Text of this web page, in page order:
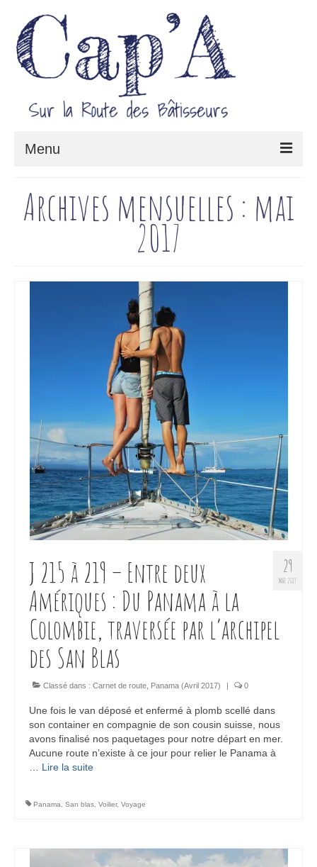
Menu
Architecture & Savoir-faire
Archives mensuelles : mai
2017
29
MAI 2017
J 215 à 219 – Entre deux
Amériques : Du Panama à la
Colombie, traversée par l’archipel
des San Blas
Classé dans : Carnet de route Panama (Avril 2017) | 0
Une fois le van déposé et enfermé à plomb scellé dans
son container en compagnie de son cousin suisse, nous
avons finalisé nos paquetages pour notre départ en mer.
Aucune route n’existe à ce jour pour relier le Panama à
Lire la suite­­
Panama San blas Voilier, Voyage